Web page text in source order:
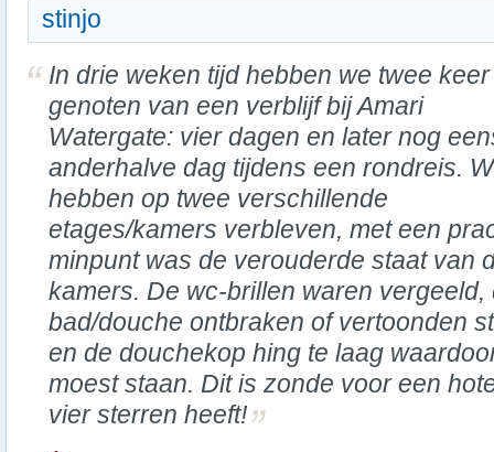
stinjo
In drie weken tijd hebben we twee keer
genoten van een verblijf bij Amari
Watergate: vier dagen en later nog
anderhalve dag tijdens een rondreis.
hebben op twee verschillende
etages/kamers verbleven, met een
minpunt was de verouderde staat van
kamers. De wc-brillen waren
bad/douche ontbraken of vertoonden
en de douchekop hing te laag
moest staan. Dit is zonde voor een
vier sterren heeft!